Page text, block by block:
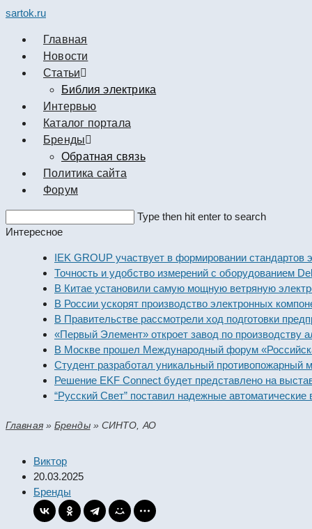
sartok.ru
Главная
Новости
Cтатьи
Библия электрика
Интервью
Каталог портала
Бренды
Обратная связь
Политика сайта
Форум
this
Type then hit enter to search
Интересное
IEK GROUP участвует в формировании стандартов
Точность и удобство измерений с оборудованием
В Китае установили самую мощную ветряную
В России ускорят производство электронных
В Правительстве рассмотрели ход подготовки
«Первый Элемент» откроет завод по производству
В Москве прошел Международный форум «Российская
Студент разработал уникальный противопожарный
Решение EKF Connect будет представлено на
“Русский Свет” поставил надежные автоматические
Главная»Бренды» СИНТО, АО
Виктор
20.03.2025
Бренды